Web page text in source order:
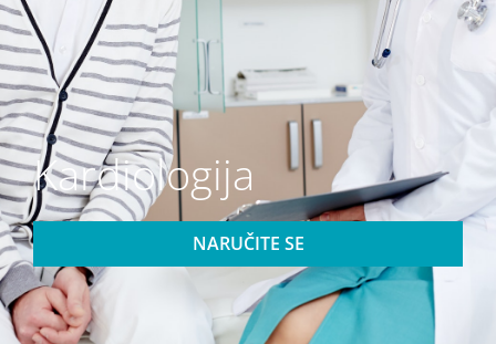
Kardiologija
NARUČITE SE